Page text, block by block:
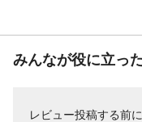
みんなが役に立っ
レビュー投稿する前